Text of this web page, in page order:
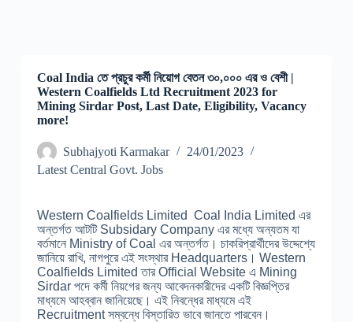
Coal India তে প্রচুর কর্মী নিয়োগ বেতন ৩০,০০০ এর ও বেশী |
Western Coalfields Ltd Recruitment 2023 for
Mining Sirdar Post, Last Date, Eligibility, Vacancy
more!
Subhajyoti Karmakar
24/01/2023
Latest Central Govt. Jobs
Western Coalfields Limited Coal India Limited এর
অন্তর্গত আটটি Subsidary Company এর মধ্যে অন্যতম যা
বর্তমানে Ministry of Coal এর অন্তর্গত। চাকরিপ্রার্থীদের উদ্দেশ্যে
জানিয়ে রাখি, নাগপুরে এই সংস্থার Headquarters। Western
Coalfields Limited তার Official Website এ Mining
Sirdar পদে কর্মী নিয়গের জন্য আবেদনকারীদের একটি বিজ্ঞপ্তির
মাধ্যমে আহব্বান জানিয়েছে। এই নিবন্ধের মাধ্যমে এই
Recruitment সম্বন্ধে বিস্তারিত ভাবে জানতে পারবেন।